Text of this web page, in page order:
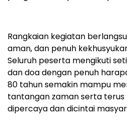
Rangkaian kegiatan
aman, dan penuh
Seluruh peserta mengikuti
dan doa dengan penuh
80 tahun semakin mampu
tantangan zaman serta terus
dipercaya dan dicintai